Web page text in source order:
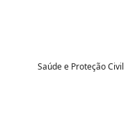
Saúde e Proteção Civil